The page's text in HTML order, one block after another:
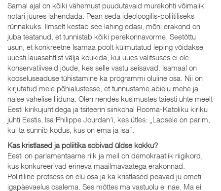
Samal ajal on kõiki vähemust puudutavaid murekohti võimalik
notari juures lahendada. Pean seda ideoloogilis-poliitiliseks
rünnakuks. Ilmselt kestab see lahing edasi, mõni erakond on
juba teatanud, et tunnistab kõiki perekonnavorme. Seetõttu
usun, et konkreetne Isamaa poolt külmutatud leping võidakse
uuesti lauasahtlist välja koukida, kui uues valitsuses ei ole
konservatiivseid jõude, kes selle vastu seisavad. Isamaal on
kooseluseaduse tühistamine ka programmi oluline osa. Nii on
kirjutatud meie põhialustesse, et tunnustame abielu mehe ja
naise vahelise liiduna. Olen nendes küsimustes täiesti ühte meelt
Eesti kirikujuhtidega ja tsiteerin siinkohal Rooma-Katoliku kiriku
juhti Eestis, Isa Philippe Jourdan’i, kes ütles: „Lapsele on parim,
kui ta sünnib kodus, kus on ema ja isa“.
Kas kristlased ja poliitika sobivad üldse kokku?
Eesti on parlamentaarne riik ja meil on demokraatlik riigikord,
kus konkureerivad erineva maailmavaatega erakonnad.
Poliitiline protsess on elu osa ja ka kristlased peavad ju ometi
igapäevaelus osalema. Ses mõttes ma vastuolu ei näe. Ma ei